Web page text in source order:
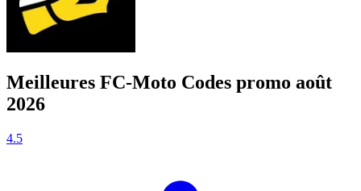
Meilleures FC-Moto Codes promo août
2026
4.5